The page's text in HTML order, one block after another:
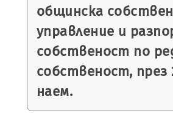
общинска
управление и
собственост по
собственост,
наем.